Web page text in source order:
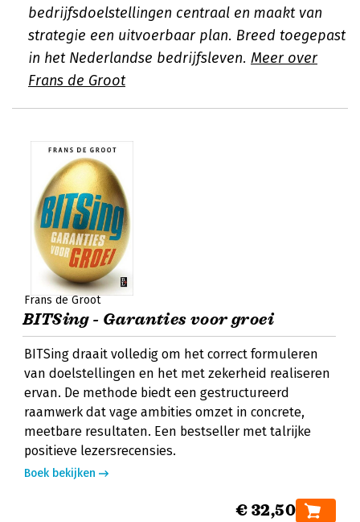
bedrijfsdoelstellingen centraal en maakt van
strategie een uitvoerbaar plan. Breed toegepast
in het Nederlandse bedrijfsleven. Meer over
Frans de Groot
Frans de Groot
BITSing - Garanties voor groei
BITSing draait volledig om het correct formuleren
van doelstellingen en het met zekerheid realiseren
ervan. De methode biedt een gestructureerd
raamwerk dat vage ambities omzet in concrete,
meetbare resultaten. Een bestseller met talrijke
positieve lezersrecensies.
Boek bekijken
€ 32,50